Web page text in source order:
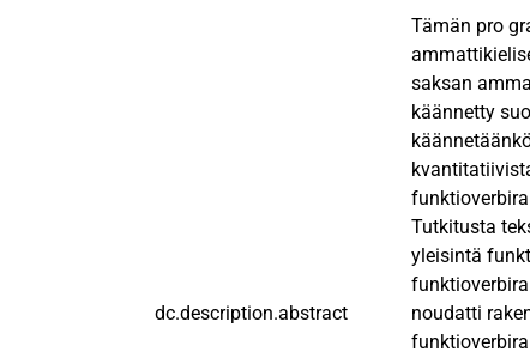
dc.description.abstract
Tämän pro
saksan
käännetty
Tutkitusta
yleisintä
noudatti